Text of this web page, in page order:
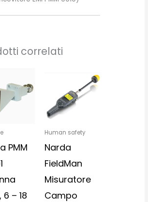
correlati
PMM
6 – 18
Human safety
Narda
FieldMan
Misuratore
Campo